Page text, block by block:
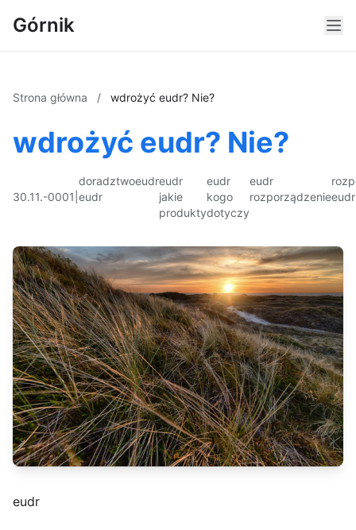
Górnik
Strona główna / wdrożyć eudr? Nie?
wdrożyć eudr? Nie?
30.11.-0001
doradztwo
eudr
eudreudr
jakie
produkty
eudr
kogo
dotyczy
eudr
rozporządzenieeudr
eudr